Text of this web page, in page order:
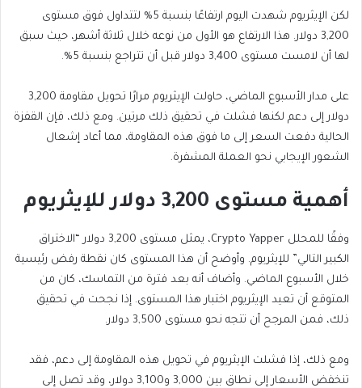
لكن الإيثريوم شهدت اليوم ارتفاعًا بنسبة 5% لتتداول فوق مستوى
3,200 دولار. هذا الارتفاع هو الأول من نوعه خلال ثلاثة أشهر، حيث سبق
لها أن لامست مستوى 3,400 دولار قبل أن تتراجع بنسبة 5%.
على مدار الأسبوع الماضي، حاولت الإيثريوم مرارًا تحويل مقاومة 3,200
دولار إلى دعم لكنها فشلت في تحقيق ذلك مرتين. ومع ذلك، فإن القفزة
الحالية دفعت السعر إلى ما فوق هذه المقاومة، مما أعاد إشعال
الشعور الإيجابي نحو العملة المشفرة.
أهمية مستوى 3,200 دولار للإيثريوم
وفقًا للمحلل Crypto Yapper، يمثل مستوى 3,200 دولار “الاختراق
الكبير التالي” للإيثريوم. وأوضح أن هذا المستوى كان نقطة رفض رئيسية
خلال الأسبوع الماضي. وأضاف أنه بعد فترة من التماسك، كان من
المتوقع أن تعيد الإيثريوم اختبار هذا المستوى. إذا نجحت في تحقيق
ذلك، فمن المرجح أن تتجه نحو مستوى 3,500 دولار.
ومع ذلك، إذا فشلت الإيثريوم في تحويل هذه المقاومة إلى دعم، فقد
تنخفض الأسعار إلى نطاق بين 3,000 و3,100 دولار، وقد تصل إلى